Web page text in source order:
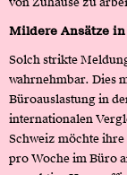
Mildere Ansätze in
Solch strikte
wahrnehmbar. Dies
Büroauslastung in
internationalen
Schweiz möchte
pro Woche im Büro